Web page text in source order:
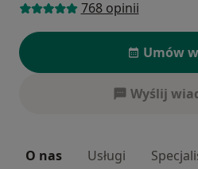
768 opinii
Umów
Wyślij
O nas Usługi